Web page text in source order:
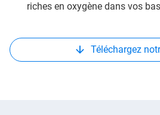
riches en oxygène dans vos
Téléchargez